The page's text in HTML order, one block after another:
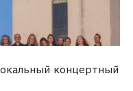
концертный